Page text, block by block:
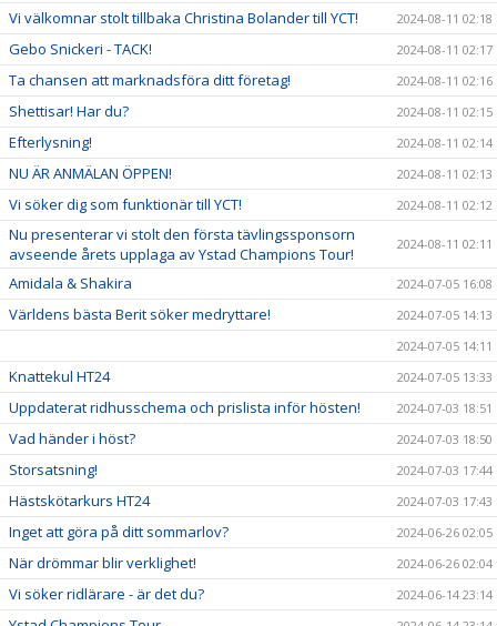
Vi välkomnar stolt tillbaka Christina Bolander till YCT! 2024-08-11 02:18
Gebo Snickeri - TACK! 2024-08-11 02:17
Ta chansen att marknadsföra ditt företag! 2024-08-11 02:16
Shettisar! Har du? 2024-08-11 02:15
Efterlysning! 2024-08-11 02:14
NU ÄR ANMÄLAN ÖPPEN! 2024-08-11 02:13
Vi söker dig som funktionär till YCT! 2024-08-11 02:12
Nu presenterar vi stolt den första tävlingssponsorn
avseende årets upplaga av Ystad Champions Tour!
2024-08-11 02:11
Amidala & Shakira 2024-07-05 16:08
Världens bästa Berit söker medryttare!
2024-07-05 14:13
2024-07-05 14:11
Knattekul HT24 2024-07-05 13:33
Uppdaterat ridhusschema och prislista inför hösten! 2024-07-03 18:51
Vad händer i höst? 2024-07-03 18:50
Storsatsning! 2024-07-03 17:44
Hästskötarkurs HT24 2024-07-03 17:43
Inget att göra på ditt sommarlov? 2024-06-26 02:05
När drömmar blir verklighet! 2024-06-26 02:04
Vi söker ridlärare - är det du? 2024-06-14 23:14